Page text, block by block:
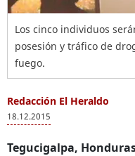
Los cinco individuos
posesión y tráfico de
fuego.
Redacción El Heraldo
18.12.2015
Tegucigalpa,